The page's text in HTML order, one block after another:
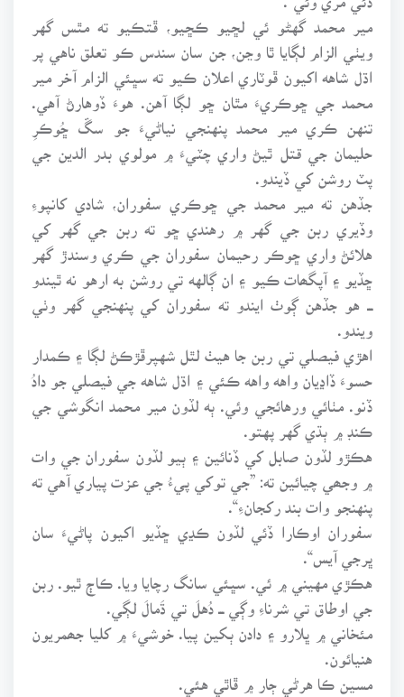
مير محمد گهڻو ئي لڇيو ڪڇيو، ڦتڪيو ته مٿس گهر
ويٺي الزام لڳايا ٿا وڃن، جن سان سندس ڪو تعلق ناهي پر
اڌل شاهه اکيون ڦوٽاري اعلان ڪيو ته سڀئي الزام آخر مير
محمد جي ڇوڪريءَ مٿان ڇو لڳا آهن. هوءَ ڏوهارڻ آهي.
تنهن ڪري مير محمد پنهنجي نياڻيءَ جو سڱ ڇُوڪرِ
حليمان جي قتل ٿيڻ واري چٽيءَ ۾ مولوي بدر الدين جي
پٽ روشن کي ڏيندو.
جڏهن ته مير محمد جي ڇوڪري سفوران، شادي کانپوءِ
وڏيري ربن جي گهر ۾ رهندي ڇو ته ربن جي گهر کي
هلائڻ واري ڇوڪر رحيمان سفوران جي ڪري وسندڙ گهر
ڇڏيو ۽ آپگھات ڪيو ۽ ان ڳالهه تي روشن به ارهو نه ٿيندو
ـــ هو جڏهن ڳوٺ ايندو ته سفوران کي پنهنجي گهر وٺي
اهڙي فيصلي تي ربن جا هيٺ لٿل شهپرڦڙڪڻ لڳا ۽ ڪمدار
حسوءَ ڏاڍيان واهه واهه ڪئي ۽ اڌل شاهه جي فيصلي جو دادُ
ڏنو. مٺائي ورهائجي وئي. ٻه لڏون مير محمد انگوشي جي
ڪنڊ ۾ ٻڌي گهر پهتو.
هڪڙو لڏون صابل کي ڏنائين ۽ ٻيو لڏون سفوران جي وات
۾ وجھي چيائين ته: ”جي توکي پيءُ جي عزت پياري آهي ته
پنهنجو وات بند رکجانءِ“.
سفوران اوڪارا ڏئي لڏون ڪڍي ڇڏيو اکيون پاڻيءَ سان
ڀرجي آيس“.
هڪڙي مهيني ۾ ئي. سڀئي سانگ رچايا ويا. ڪاڄ ٿيو. ربن
جي اوطاق تي شرناءِ وڳي ـــ دُهلَ تي ڌَمالَ لڳي.
مئخاني ۾ ڀلارو ۽ دادن ٻکين پيا. خوشيءَ ۾ کليا جھمريون
هنيائون.
مسين ڪا هرڻي ڄار ۾ ڦاٿي هئي.